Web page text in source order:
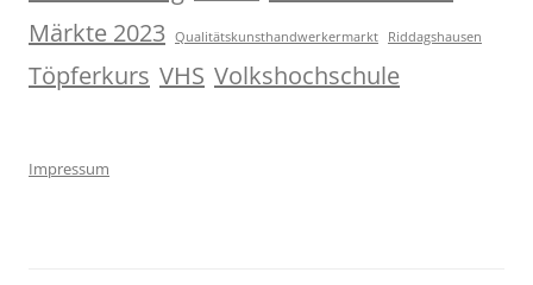
Märkte 2023 Qualitätskunsthandwerkermarkt Riddagshausen
Töpferkurs VHS Volkshochschule
Impressum